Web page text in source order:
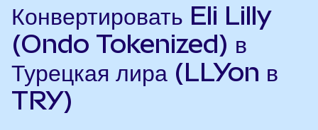
Конвертировать Eli Lilly
(Ondo Tokenized) в
Турецкая лира (LLYon в
TRY)